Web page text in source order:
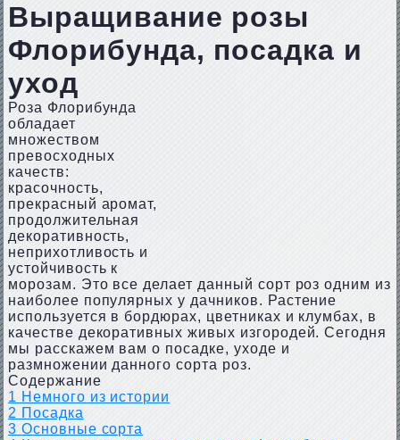
Выращивание розы
Флорибунда, посадка и
уход
Роза Флорибунда
обладает
множеством
превосходных
качеств:
красочность,
прекрасный аромат,
продолжительная
декоративность,
неприхотливость и
устойчивость к
морозам. Это все делает данный сорт роз одним из
наиболее популярных у дачников. Растение
используется в бордюрах, цветниках и клумбах, в
качестве декоративных живых изгородей. Сегодня
мы расскажем вам о посадке, уходе и
размножении данного сорта роз.
Содержание
1 Немного из истории
2 Посадка
3 Основные сорта